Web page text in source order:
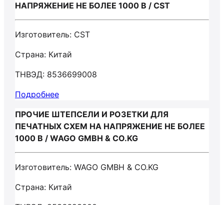
НАПРЯЖЕНИЕ НЕ БОЛЕЕ 1000 В / CST
Изготовитель: CST
Страна: Китай
ТНВЭД: 8536699008
Подробнее
ПРОЧИЕ ШТЕПСЕЛИ И РОЗЕТКИ ДЛЯ
ПЕЧАТНЫХ СХЕМ НА НАПРЯЖЕНИЕ НЕ БОЛЕЕ
1000 В / WAGO GMBH & CO.KG
Изготовитель: WAGO GMBH & CO.KG
Страна: Китай